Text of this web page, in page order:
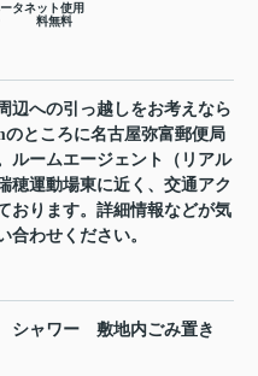
タネット使用
料無料
辺への引っ越しをお考えなら
のところに名古屋弥富郵便局
ルームエージェント（リアル
穂運動場東に近く、交通アク
おります。詳細情報などが気
合わせください。
シャワー
敷地内ごみ置き